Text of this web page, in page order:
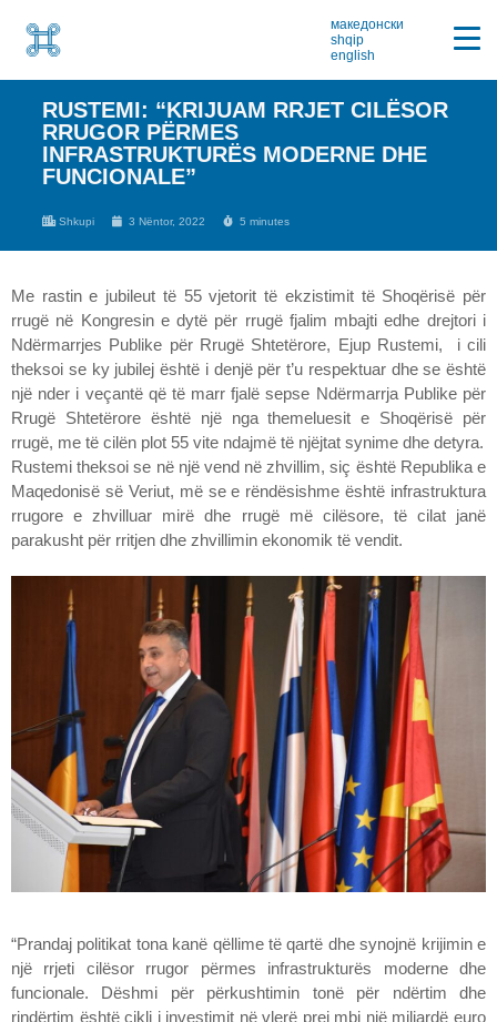
македонски
shqip
english
RUSTEMI: “KRIJUAM RRJET CILËSOR
RRUGOR PËRMES
INFRASTRUKTURËS MODERNE DHE
FUNCIONALE”
Shkupi 3 Nëntor, 2022 5 minutes
Me rastin e jubileut të 55 vjetorit të ekzistimit të Shoqërisë për
rrugë në Kongresin e dytë për rrugë fjalim mbajti edhe drejtori i
Ndërmarrjes Publike për Rrugë Shtetërore, Ejup Rustemi, i cili
theksoi se ky jubilej është i denjë për t’u respektuar dhe se është
një nder i veçantë që të marr fjalë sepse Ndërmarrja Publike për
Rrugë Shtetërore është një nga themeluesit e Shoqërisë për
rrugë, me të cilën plot 55 vite ndajmë të njëjtat synime dhe detyra.
Rustemi theksoi se në një vend në zhvillim, siç është Republika e
Maqedonisë së Veriut, më se e rëndësishme është infrastruktura
rrugore e zhvilluar mirë dhe rrugë më cilësore, të cilat janë
parakusht për rritjen dhe zhvillimin ekonomik të vendit.
“Prandaj politikat tona kanë qëllime të qartë dhe synojnë krijimin e
një rrjeti cilësor rrugor përmes infrastrukturës moderne dhe
funcionale. Dëshmi për përkushtimin tonë për ndërtim dhe
rindërtim është cikli i investimit në vlerë prej mbi një miliardë euro